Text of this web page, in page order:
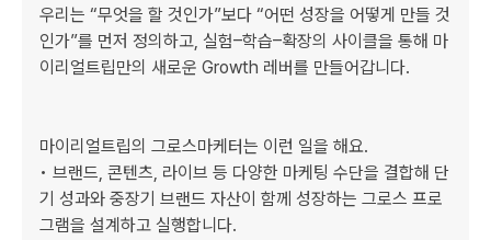
우리는 “무엇을 할 것인가”보다 “어떤 성장을 어떻게 만들 것
인가”를 먼저 정의하고, 실험–학습–확장의 사이클을 통해 마
이리얼트립만의 새로운 Growth 레버를 만들어갑니다.
마이리얼트립의 그로스마케터는 이런 일을 해요.
• 브랜드, 콘텐츠, 라이브 등 다양한 마케팅 수단을 결합해 단
기 성과와 중장기 브랜드 자산이 함께 성장하는 그로스 프로
그램을 설계하고 실행합니다.